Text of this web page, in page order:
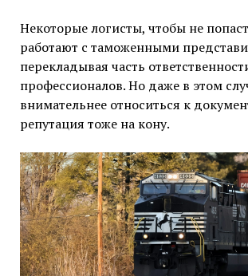
Некоторые логисты, чтобы не
работают с таможенными
перекладывая часть
профессионалов. Но даже в этом
внимательнее относиться к
репутация тоже на кону.